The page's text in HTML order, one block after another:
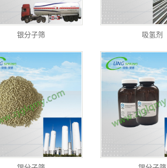
银分子筛 吸氢剂